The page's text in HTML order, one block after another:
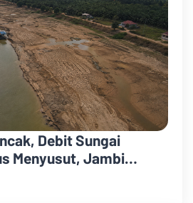
Debit Sungai
Menyusut, Jambi
Krisis Air Bersih dan